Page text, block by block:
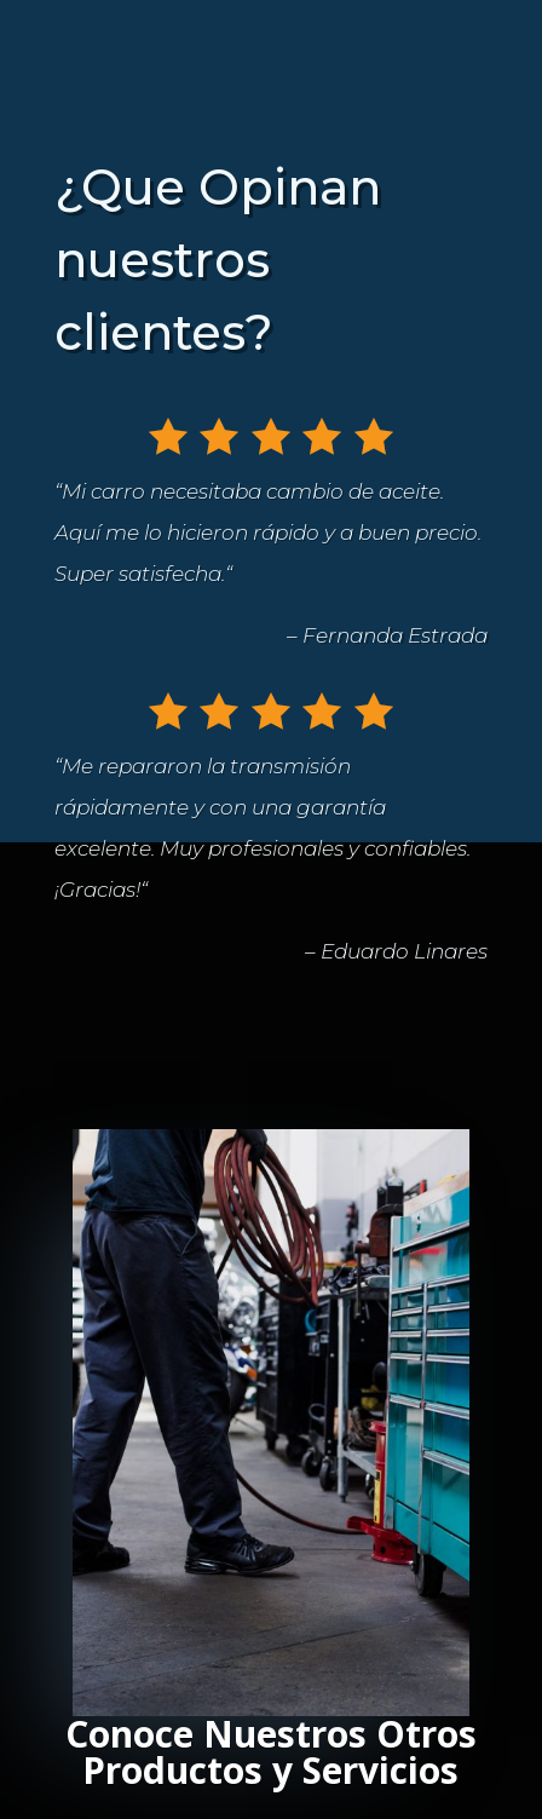
¿Que Opinan
nuestros
clientes?
“Mi carro necesitaba cambio de aceite.
Aquí me lo hicieron rápido y a buen precio.
Super satisfecha.“
– Fernanda Estrada
“Me repararon la transmisión
rápidamente y con una garantía
excelente. Muy profesionales y confiables.
¡Gracias!“
– Eduardo Linares
Conoce Nuestros Otros
Productos y Servicios